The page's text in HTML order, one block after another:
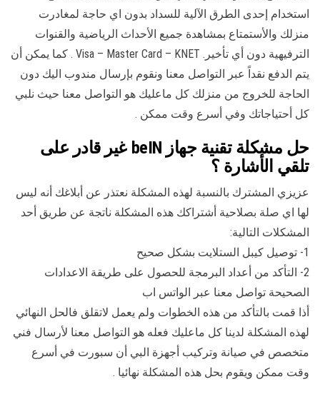
استخدام إحدى الطرق الآلية للسداد بدون اي حاجة لمغادرت
منزلك والأستمتاع بمشاهدة جميع الأحداث الرياضية والقنوات
الترفيهية دون أي تأخير. Visa – Master Card – KNET . كما يمكن أن
يتم الدفع نقداً عبر التواصل معنا ونقوم بإرسال مندوب اليك دون
الحاجة للخروج من منزلك كل ماعليك هو التواصل معنا حيث نلبي
كل أحتياجاتك وفي أسرع وقت ممكن .
حل مشكلة تقنية جهاز beIN غير قادر على
تلقي الأشارة ؟
عزيزي المشترك بالنسبة لهذه المشكلة نعتذر عن أبلاغك أنه ليس
لها اي صلة بصلاحية أشتراكك هذه المشكلة ناتجة عن طريق أحد
المشكلات التالية:
1- توصيل كيبل الستلايت بشكل صحيح
2- التأكد من أعداد البرمجة للحصول على طريقة الاعدادات
الصحيحة تواصل معنا عبر الواتس اب
أذا قمت بالتأكد من هذه الخطوات ولم يعمل لاتقلق فالحل النهائي
لهذه المشكلة لدينا كل ماعليك فعله هو التواصل معنا لأرسال فني
متخصص في صيانة وتركيب أجهزة البي أن سبورت في أسرع
وقت ممكن ويقوم بحل هذه المشكلة نهائيا .